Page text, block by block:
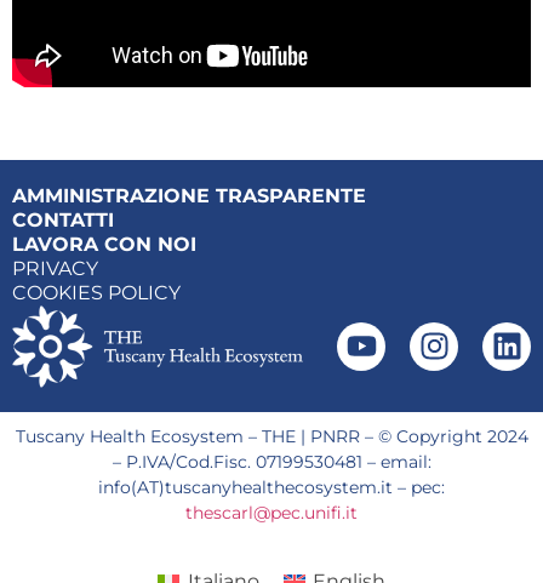
AMMINISTRAZIONE TRASPARENTE
CONTATTI
LAVORA CON NOI
PRIVACY
COOKIES POLICY
Tuscany Health Ecosystem – THE | PNRR – © Copyright 2024
– P.IVA/Cod.Fisc. 07199530481 – email:
info(AT)tuscanyhealthecosystem.it – pec:
thescarl@pec.unifi.it